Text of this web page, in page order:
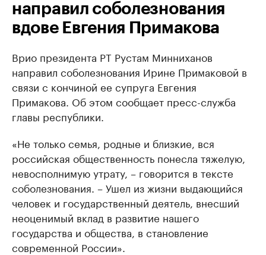
направил соболезнования
вдове Евгения Примакова
Врио президента РТ Рустам Минниханов
направил соболезнования Ирине Примаковой в
связи с кончиной ее супруга Евгения
Примакова. Об этом сообщает пресс-служба
главы республики.
«Не только семья, родные и близкие, вся
российская общественность понесла тяжелую,
невосполнимую утрату, – говорится в тексте
соболезнования. – Ушел из жизни выдающийся
человек и государственный деятель, внесший
неоценимый вклад в развитие нашего
государства и общества, в становление
современной России».